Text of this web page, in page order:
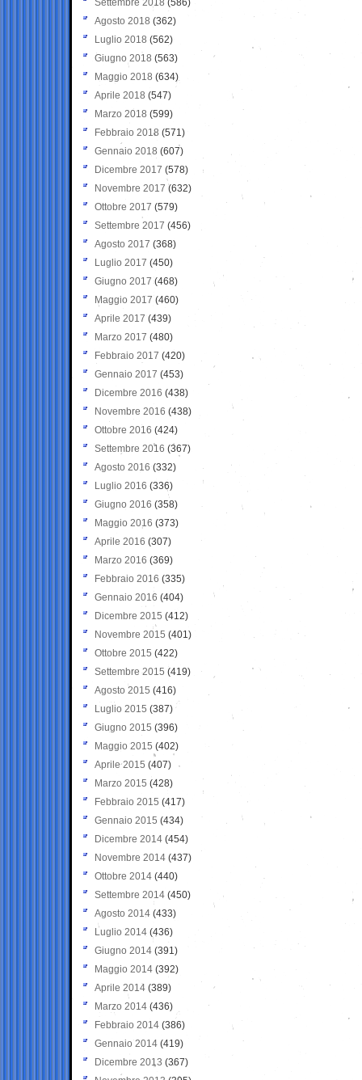
Settembre 2018 (586)
Agosto 2018 (362)
Luglio 2018 (562)
Giugno 2018 (563)
Maggio 2018 (634)
Aprile 2018 (547)
Marzo 2018 (599)
Febbraio 2018 (571)
Gennaio 2018 (607)
Dicembre 2017 (578)
Novembre 2017 (632)
Ottobre 2017 (579)
Settembre 2017 (456)
Agosto 2017 (368)
Luglio 2017 (450)
Giugno 2017 (468)
Maggio 2017 (460)
Aprile 2017 (439)
Marzo 2017 (480)
Febbraio 2017 (420)
Gennaio 2017 (453)
Dicembre 2016 (438)
Novembre 2016 (438)
Ottobre 2016 (424)
Settembre 2016 (367)
Agosto 2016 (332)
Luglio 2016 (336)
Giugno 2016 (358)
Maggio 2016 (373)
Aprile 2016 (307)
Marzo 2016 (369)
Febbraio 2016 (335)
Gennaio 2016 (404)
Dicembre 2015 (412)
Novembre 2015 (401)
Ottobre 2015 (422)
Settembre 2015 (419)
Agosto 2015 (416)
Luglio 2015 (387)
Giugno 2015 (396)
Maggio 2015 (402)
Aprile 2015 (407)
Marzo 2015 (428)
Febbraio 2015 (417)
Gennaio 2015 (434)
Dicembre 2014 (454)
Novembre 2014 (437)
Ottobre 2014 (440)
Settembre 2014 (450)
Agosto 2014 (433)
Luglio 2014 (436)
Giugno 2014 (391)
Maggio 2014 (392)
Aprile 2014 (389)
Marzo 2014 (436)
Febbraio 2014 (386)
Gennaio 2014 (419)
Dicembre 2013 (367)